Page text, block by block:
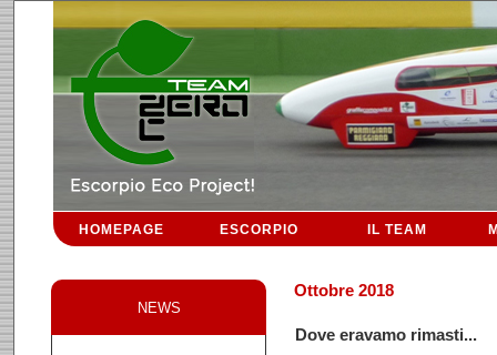
HOMEPAGE ESCORPIO IL TEAM
NEWS
Ottobre 2018
Dove eravamo rimasti...